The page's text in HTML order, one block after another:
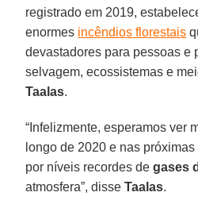
registrado em 2019,
enormes incêndios florestais
devastadores para pessoas e
selvagem, ecossistemas e
Taalas.
“Infelizmente, esperamos ver
longo de 2020 e nas
por níveis recordes degases
atmosfera”, disseTaalas.